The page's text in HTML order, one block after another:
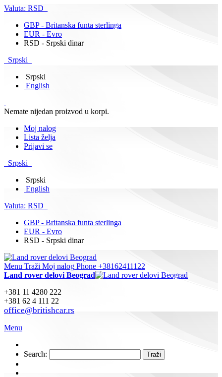
Valuta: RSD
GBP - Britanska funta sterlinga
EUR - Evro
RSD - Srpski dinar
Srpski
Srpski
English
Nemate nijedan proizvod u korpi.
Moj nalog
Lista želja
Prijavi se
Srpski
Srpski
English
Valuta: RSD
GBP - Britanska funta sterlinga
EUR - Evro
RSD - Srpski dinar
Menu Traži Moj nalog Phone +38162411122
Land rover delovi Beograd
+381 11 4280 222
+381 62 4 111 22
office@britishcar.rs
Menu
Search: Traži